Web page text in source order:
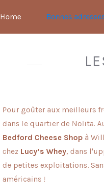
Bonnes
Home
Pour goûter aux meilleurs
dans le quartier de Nolita.
Bedford Cheese Shop à
chez Lucy’s Whey, dans
de petites exploitations.
américains !